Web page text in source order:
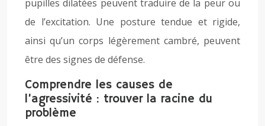
pupilles dilatées peuvent traduire de la peur ou
de l’excitation. Une posture tendue et rigide,
ainsi qu’un corps légèrement cambré, peuvent
être des signes de défense.
Comprendre les causes de
l’agressivité : trouver la racine du
problème